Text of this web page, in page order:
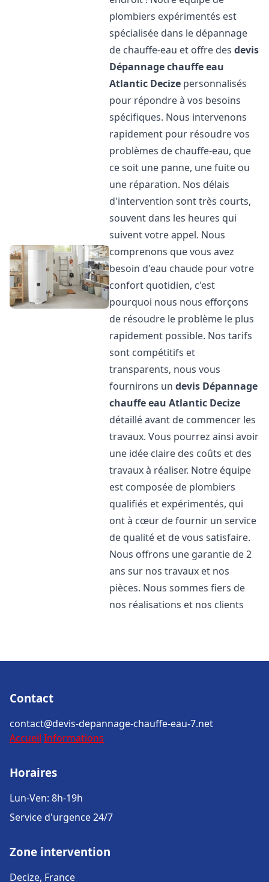
plombiers expérimentés est
spécialisée dans le dépannage
de chauffe-eau et offre desdevis
Dépannage chauffe eau
Atlantic Decize personnalisés
pour répondre à vos besoins
spécifiques. Nous intervenons
rapidement pour résoudre vos
problèmes de chauffe-eau, que
ce soit une panne, une fuite ou
une réparation. Nos délais
d'intervention sont très courts,
souvent dans les heures qui
suivent votre appel. Nous
comprenons que vous avez
besoin d'eau chaude pour votre
confort quotidien, c'est
pourquoi nous nous efforçons
de résoudre le problème le plus
rapidement possible. Nos tarifs
sont compétitifs et
transparents, nous vous
fournirons undevis Dépannage
chauffe eau Atlantic Decize
détaillé avant de commencer les
travaux. Vous pourrez ainsi avoir
une idée claire des coûts et des
travaux à réaliser. Notre équipe
est composée de plombiers
qualifiés et expérimentés, qui
ont à cœur de fournir un service
de qualité et de vous satisfaire.
Nous offrons une garantie de 2
ans sur nos travaux et nos
pièces. Nous sommes fiers de
nos réalisations et nos clients
Contact
contact@devis-depannage-chauffe-eau-7.net
Accueil Informations
Horaires
Lun-Ven: 8h-19h
Service d'urgence 24/7
Zone intervention
Decize, France